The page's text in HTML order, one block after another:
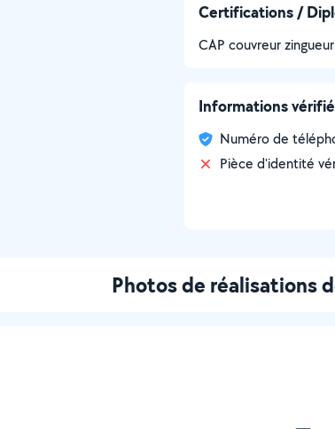
Certifications /
CAP couvreur zingueur
Informations
Numéro de
Pièce d'identité
Photos de réalisations